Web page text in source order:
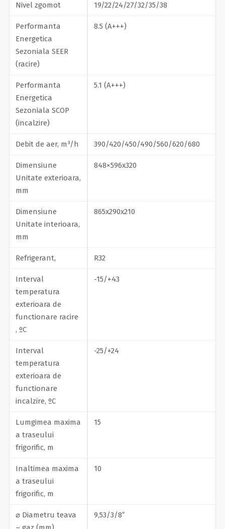
Nivel zgomot 19/22/24/27/32/35/38
Performanta
Energetica
Sezoniala SEER
(racire)
8.5 (А+++)
Performanta
Energetica
Sezoniala SCOP
(incalzire)
5.1 (А+++)
Debit de aer, m³/h 390/420/450/490/560/620/680
Dimensiune
Unitate exterioara,
mm
848×596х320
Dimensiune
Unitate interioara,
mm
865х290х210
Refrigerant, R32
Interval
temperatura
exterioara de
functionare racire
, ºC
-15/+43
Interval
temperatura
exterioara de
functionare
incalzire, ºC
-25/+24
Lumgimea maxima
a traseului
frigorific, m
15
Inaltimea maxima
a traseului
frigorific, m
10
⌀ Diametru teava
9,53/3/8″